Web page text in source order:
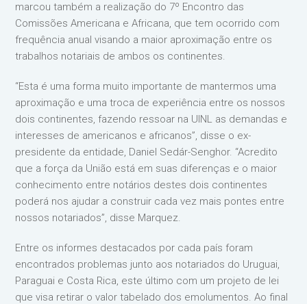
marcou também a realização do 7º Encontro das
Comissões Americana e Africana, que tem ocorrido com
frequência anual visando a maior aproximação entre os
trabalhos notariais de ambos os continentes.
“Esta é uma forma muito importante de mantermos uma
aproximação e uma troca de experiência entre os nossos
dois continentes, fazendo ressoar na UINL as demandas e
interesses de americanos e africanos”, disse o ex-
presidente da entidade, Daniel Sedár-Senghor. “Acredito
que a força da União está em suas diferenças e o maior
conhecimento entre notários destes dois continentes
poderá nos ajudar a construir cada vez mais pontes entre
nossos notariados”, disse Marquez.
Entre os informes destacados por cada país foram
encontrados problemas junto aos notariados do Uruguai,
Paraguai e Costa Rica, este último com um projeto de lei
que visa retirar o valor tabelado dos emolumentos. Ao final